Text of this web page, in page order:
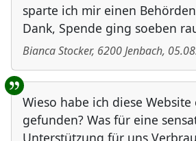
sparte ich mir einen
Dank, Spende ging soeben
Bianca Stocker, 6200Jenbach,
Wieso habe ich diese Website
gefunden? Was für eine